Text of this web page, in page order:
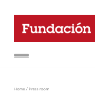
Home / Press room